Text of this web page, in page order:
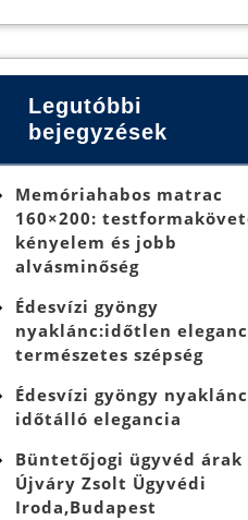
Legutóbbi
bejegyzések
Memóriahabos matrac
160×200:
kényelem és jobb
alvásminőség
Édesvízi gyöngy
nyaklánc:időtlen
természetes szépség
Édesvízi gyöngy
időtálló elegancia
Büntetőjogi ügyvéd árak
Újváry Zsolt Ügyvédi
Iroda,Budapest